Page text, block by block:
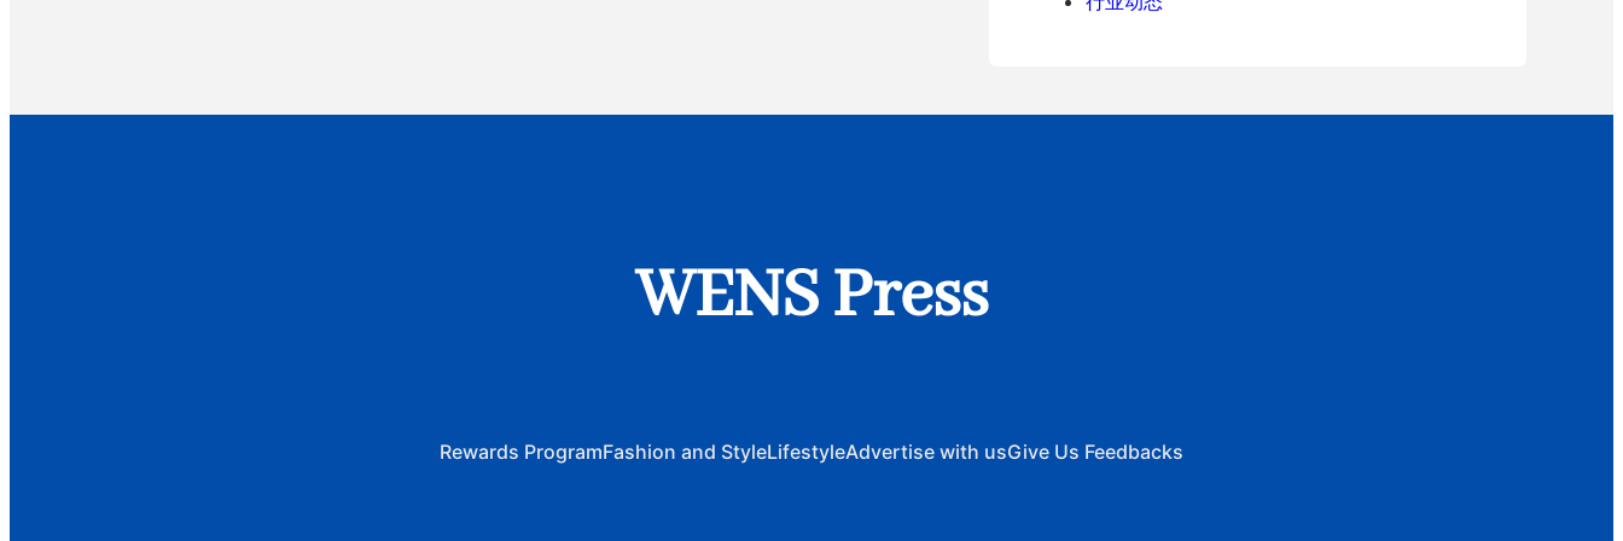
WENS Press
Rewards ProgramFashion and StyleLifestyleAdvertise with usGive Us Feedbacks